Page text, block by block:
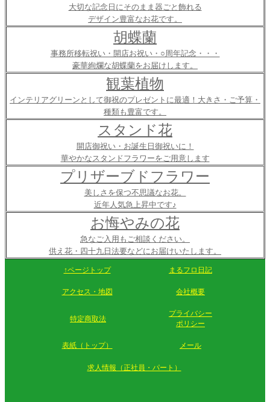
大切な記念日にそのまま器ごと飾れる
デザイン豊富なお花です。
胡蝶蘭
事務所移転祝い・開店お祝い・○周年記念・・・
豪華絢爛な胡蝶蘭をお届けします。
観葉植物
インテリアグリーンとして御祝のプレゼントに最適！大きさ・ご予算・
種類も豊富です。
スタンド花
開店御祝い・お誕生日御祝いに！
華やかなスタンドフラワーをご用意します
プリザーブドフラワー
美しさを保つ不思議なお花。
近年人気急上昇中です♪
お悔やみの花
急なご入用もご相談ください。
供え花・四十九日法要などにお届けいたします。
↑ページトップ まるフロ日記
アクセス・地図 会社概要
特定商取法
プライバシー
ポリシー
表紙（トップ） メール
求人情報（正社員・パート）